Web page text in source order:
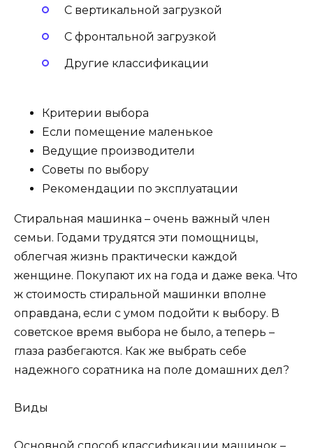
С вертикальной загрузкой
С фронтальной загрузкой
Другие классификации
Критерии выбора
Если помещение маленькое
Ведущие производители
Советы по выбору
Рекомендации по эксплуатации
Стиральная машинка – очень важный член
семьи. Годами трудятся эти помощницы,
облегчая жизнь практически каждой
женщине. Покупают их на года и даже века. Что
ж стоимость стиральной машинки вполне
оправдана, если с умом подойти к выбору. В
советское время выбора не было, а теперь –
глаза разбегаются. Как же выбрать себе
надежного соратника на поле домашних дел?
Виды